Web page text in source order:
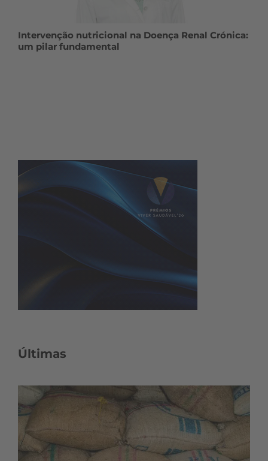
Intervenção nutricional na Doença Renal Crónica:
um pilar fundamental
Últimas